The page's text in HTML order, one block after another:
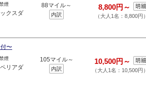
煙
クスダ
88マイル～
内訳
8,800円～
（大人1名：8,800円）
〜
煙
リアダ
105マイル～
内訳
10,500円～
（大人1名：10,500円）